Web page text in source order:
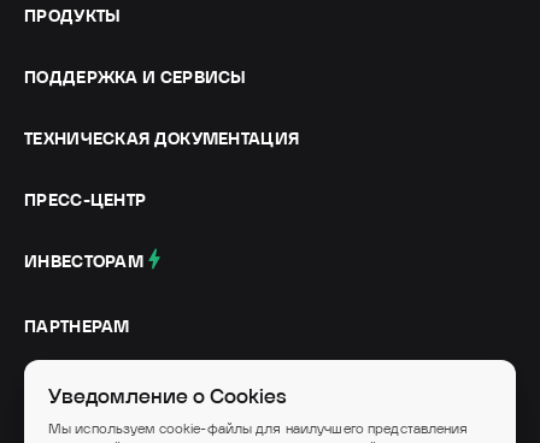
ПРОДУКТЫ
ПОДДЕРЖКА И СЕРВИСЫ
ТЕХНИЧЕСКАЯ ДОКУМЕНТАЦИЯ
ПРЕСС-ЦЕНТР
ИНВЕСТОРАМ
ПАРТНЕРАМ
СОЦИАЛЬНЫЕ СЕТИ
Уведомление о Cookies
Мы используем cookie-файлы для наилучшего представления